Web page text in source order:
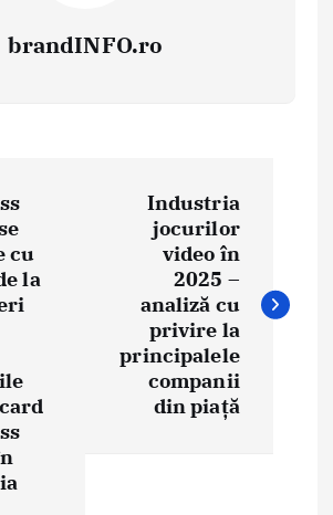
brandINFO.ro
cu
la
Industria
jocurilor
video în
2025 –
analiză cu
privire la
principalele
companii
din piață